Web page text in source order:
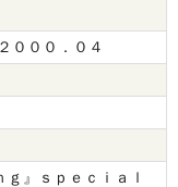
０００．０４
ｇ』ｓｐｅｃｉａｌ